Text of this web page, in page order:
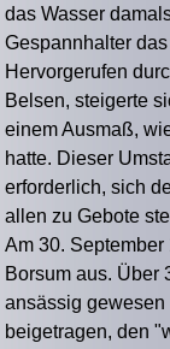
das Wasser
Gespannhalter
Hervorgerufen
Belsen, steigerte
einem Ausmaß,
hatte. Dieser
erforderlich, sich
allen zu Gebote
Am 30.
Borsum aus. Über
ansässig
beigetragen, den